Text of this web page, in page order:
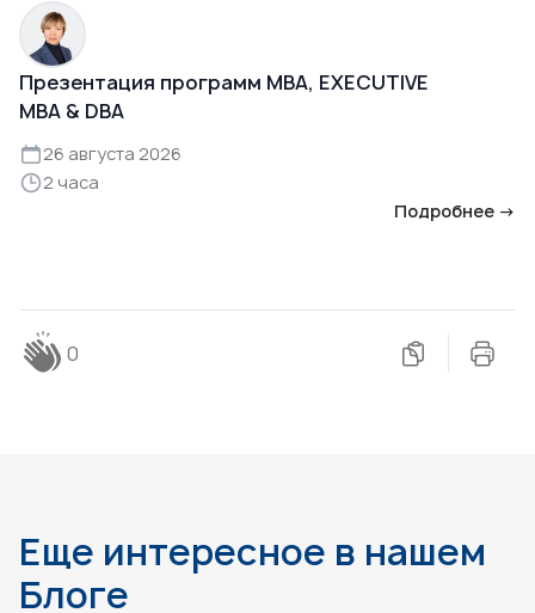
Презентация программ MBA, EXECUTIVE
MBA & DBA
26 августа 2026
2 часа
Подробнее →
0
Еще интересное в нашем
Блоге